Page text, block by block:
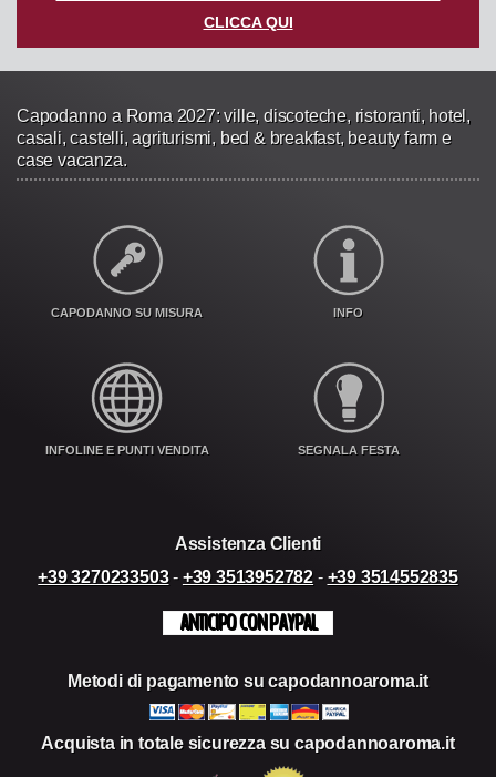
CLICCA QUI
Capodanno a Roma 2027: ville, discoteche, ristoranti, hotel,
casali, castelli, agriturismi, bed & breakfast, beauty farm e
case vacanza.
CAPODANNO SU MISURA INFO
INFOLINE E PUNTI VENDITA SEGNALA FESTA
Assistenza Clienti
+39 3270233503- +39 3513952782 - +39 3514552835
ANTICIPO CON PAYPAL
Metodi di pagamento su capodannoaroma.it
Acquista in totale sicurezza su capodannoaroma.it